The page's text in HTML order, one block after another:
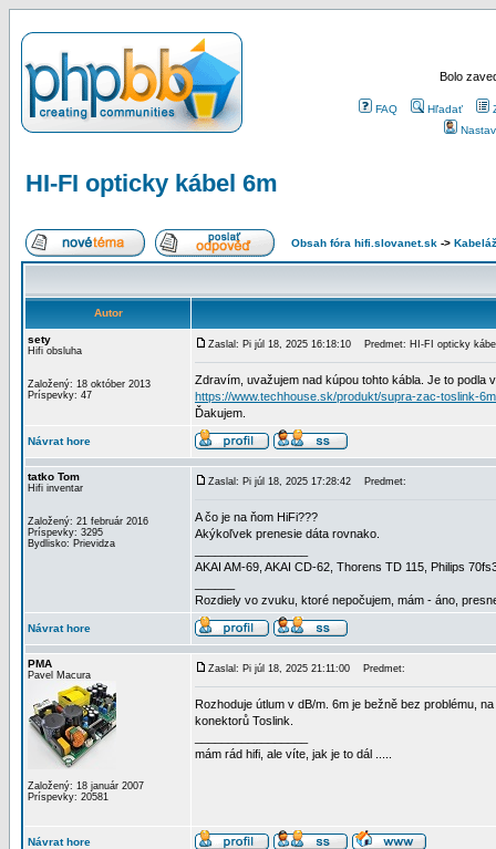
Bolo
FAQ Hľadať
HI-FI opticky kábel 6m
Obsah fóra hifi.slovanet.sk -> Kabeláž
Autor
sety
Hifi obsluha
Založený: 18 október 2013
Príspevky: 47
Zaslal: Pi júl 18, 2025 16:18:10 Predmet: HI-FI opticky
Zdravím, uvažujem nad kúpou tohto kábla. Je to podla
https://www.techhouse.sk/produkt/supra-zac-toslink-
Ďakujem.
Návrat hore
tatko Tom
Hifi inventar
Založený: 21 február 2016
Príspevky: 3295
Bydlisko: Prievidza
Zaslal: Pi júl 18, 2025 17:28:42 Predmet:
A čo je na ňom HiFi???
Akýkoľvek prenesie dáta rovnako.
AKAI AM-69, AKAI CD-62, Thorens TD 115, Philips
Rozdiely vo zvuku, ktoré nepočujem, mám - áno,
Návrat hore
PMA
Pavel Macura
Založený: 18 január 2007
Príspevky: 20581
Zaslal: Pi júl 18, 2025 21:11:00 Predmet:
Rozhoduje útlum v dB/m. 6m je bežně bez problému,
konektorů Toslink.
mám rád hifi, ale víte, jak je to dál .....
Návrat hore